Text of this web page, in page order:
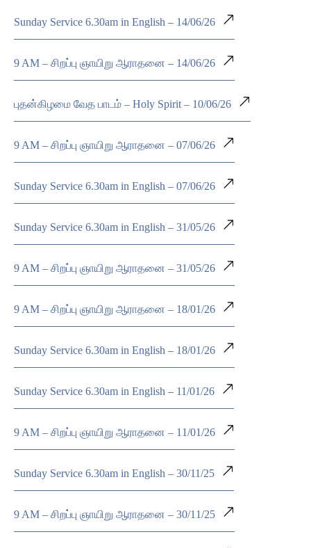
Sunday Service 6.30am in English – 14/06/26
9 AM – சிறப்பு ஞாயிறு ஆராதனை – 14/06/26
புதன்கிழமை வேத பாடம் – Holy Spirit – 10/06/26
9 AM – சிறப்பு ஞாயிறு ஆராதனை – 07/06/26
Sunday Service 6.30am in English – 07/06/26
Sunday Service 6.30am in English – 31/05/26
9 AM – சிறப்பு ஞாயிறு ஆராதனை – 31/05/26
9 AM – சிறப்பு ஞாயிறு ஆராதனை – 18/01/26
Sunday Service 6.30am in English – 18/01/26
Sunday Service 6.30am in English – 11/01/26
9 AM – சிறப்பு ஞாயிறு ஆராதனை – 11/01/26
Sunday Service 6.30am in English – 30/11/25
9 AM – சிறப்பு ஞாயிறு ஆராதனை – 30/11/25